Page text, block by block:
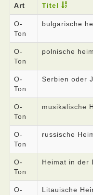
Art
Titel
O-
Ton
bulgarische
O-
Ton
polnische
O-
Ton
Serbien oder
O-
Ton
musikalische
O-
Ton
russische
O-
Ton
Heimat in der
O-
Litauische